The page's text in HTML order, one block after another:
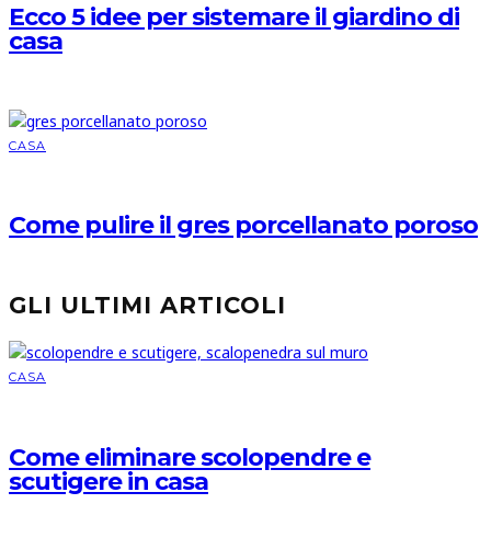
Ecco 5 idee per sistemare il giardino di
casa
CASA
Come pulire il gres porcellanato poroso
GLI ULTIMI ARTICOLI
CASA
Come eliminare scolopendre e
scutigere in casa